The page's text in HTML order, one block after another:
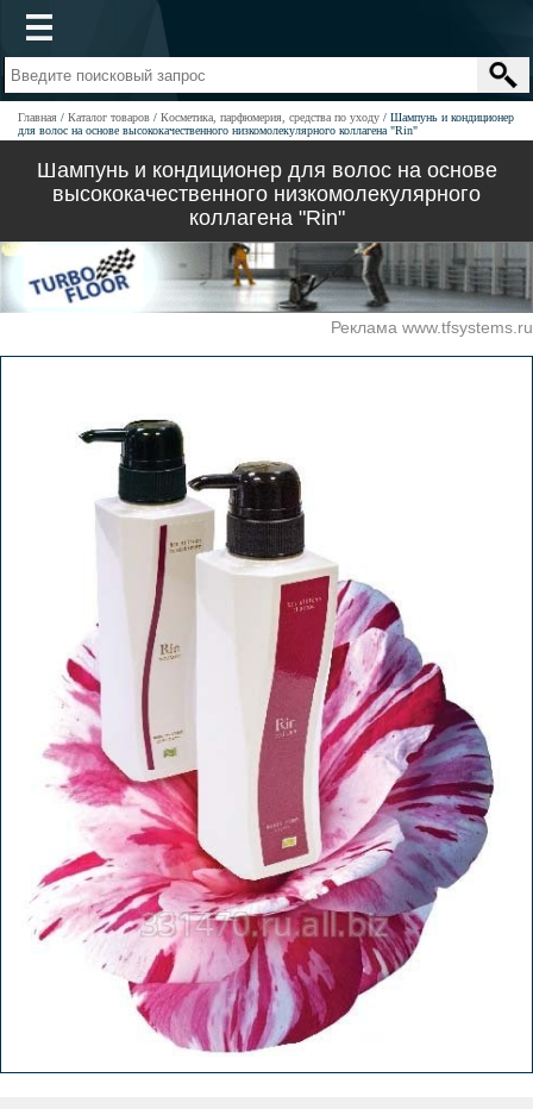
Главная Каталог товаров Косметика, парфюмерия, средства по уходу
Шампунь и кондиционер
для волос на основе высококачественного низкомолекулярного коллагена "Rin"
Шампунь и кондиционер для волос на основе
высококачественного низкомолекулярного
коллагена "Rin"
Реклама www.tfsystems.ru